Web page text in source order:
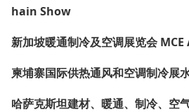
hain Show
新加坡暖通制冷及空调展览会 MCE
柬埔寨国际供热通风和空调制冷展
哈萨克斯坦建材、暖通、制冷、空